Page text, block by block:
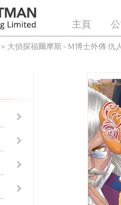
主頁
» 大偵探福爾摩斯 - M博士外傳 仇